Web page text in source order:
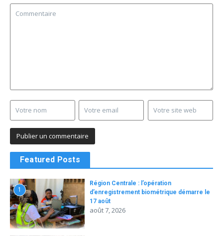
Featured Posts
1
Région Centrale : l’opération
d’enregistrement biométrique démarre le
17 août
août 7, 2026